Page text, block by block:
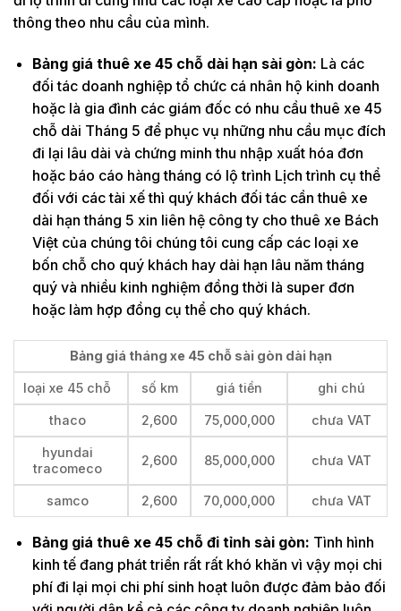
thông theo nhu cầu của mình.
Bảng giá thuê xe 45 chỗ dài hạn sài gòn: Là các
đối tác doanh nghiệp tổ chức cá nhân hộ kinh doanh
hoặc là gia đình các giám đốc có nhu cầu thuê xe 45
chỗ dài Tháng 5 để phục vụ những nhu cầu mục đích
đi lại lâu dài và chứng minh thu nhập xuất hóa đơn
hoặc báo cáo hàng tháng có lộ trình Lịch trình cụ thể
đối với các tài xế thì quý khách đối tác cần thuê xe
dài hạn tháng 5 xin liên hệ công ty cho thuê xe Bách
Việt của chúng tôi chúng tôi cung cấp các loại xe
bốn chỗ cho quý khách hay dài hạn lâu năm tháng
quý và nhiều kinh nghiệm đồng thời là super đơn
hoặc làm hợp đồng cụ thể cho quý khách.
Bảng giá tháng xe 45 chỗ sài gòn dài hạn
loại xe 45 chỗ số km giá tiền ghi chú
thaco 2,600 75,000,000 chưa VAT
hyundai
tracomeco
2,600 85,000,000 chưa VAT
samco 2,600 70,000,000 chưa VAT
Bảng giá thuê xe 45 chỗ đi tỉnh sài gòn: Tình hình
kinh tế đang phát triển rất rất khó khăn vì vậy mọi chi
phí đi lại mọi chi phí sinh hoạt luôn được đảm bảo đối